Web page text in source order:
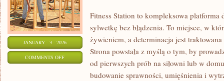
JANUARY - 3 - 2026
COMMENTS OFFON
Fitness Station to kompleksowa platforma
sylwetkę bez błądzenia. To miejsce, w
żywieniem, a determinacja jest
Strona powstała z myślą o tym, by
od pierwszych prób na siłowni lub w
budowanie sprawności, umięśnienia i